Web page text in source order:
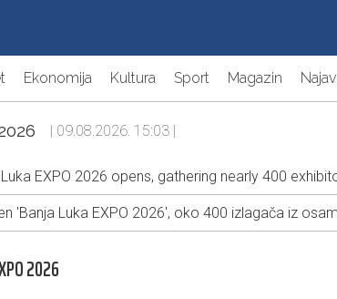
Ekonomija Kultura Sport Magazin
| 09.08.2026. 15:03 |
EXPO 2026 opens, gathering nearly 400
'Banja Luka EXPO 2026', oko 400 izlagača iz
2026